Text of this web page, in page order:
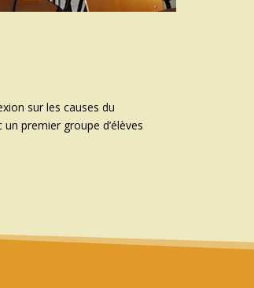
sur les causes du
premier groupe d’élèves